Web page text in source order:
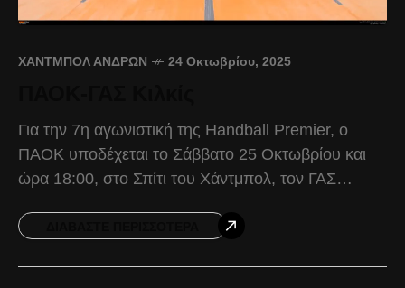
ΧΆΝΤΜΠΟΛ ΑΝΔΡΏΝ 24 Οκτωβρίου, 2025
Για την 7η αγωνιστική της Handball Premier, ο
ΠΑΟΚ υποδέχεται το Σάββατο 25 Οκτωβρίου και
ώρα 18:00, στο Σπίτι του Χάντμπολ, τον ΓΑΣ